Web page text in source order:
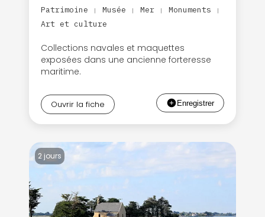
Patrimoine | Musée | Mer | Monuments |
Art et culture
Collections navales et maquettes
exposées dans une ancienne forteresse
maritime.
Ouvrir la fiche
2 jours